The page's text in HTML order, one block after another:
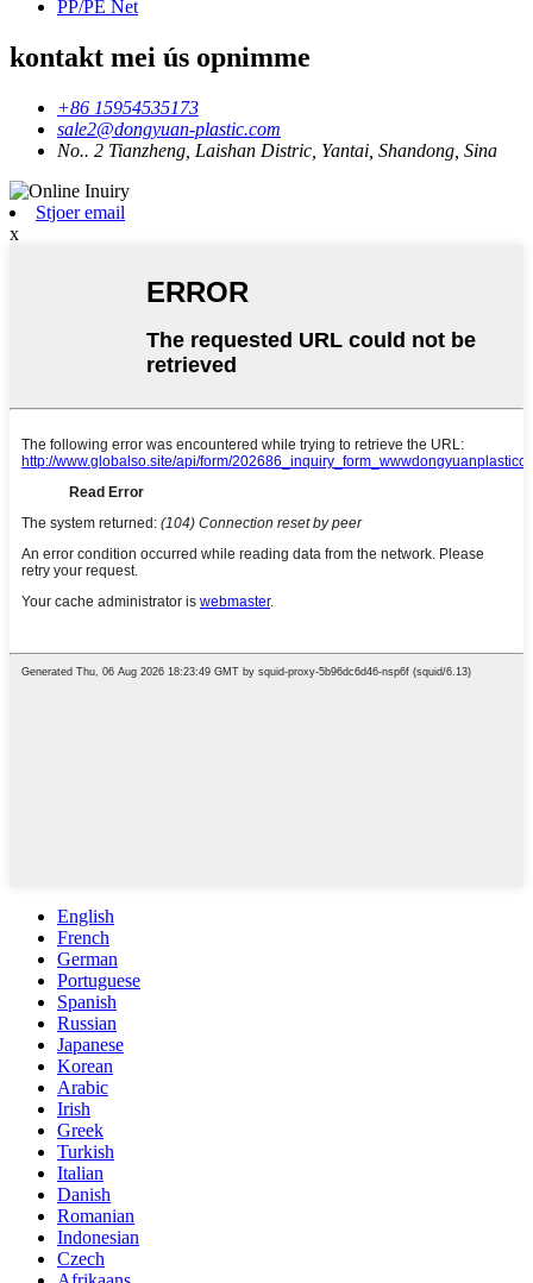
PP/PE Net
kontakt mei ús opnimme
+86 15954535173
sale2@dongyuan-plastic.com
No.. 2 Tianzheng, Laishan Distric, Yantai, Shandong, Sina
Stjoer email
x
English
French
German
Portuguese
Spanish
Russian
Japanese
Korean
Arabic
Irish
Greek
Turkish
Italian
Danish
Romanian
Indonesian
Czech